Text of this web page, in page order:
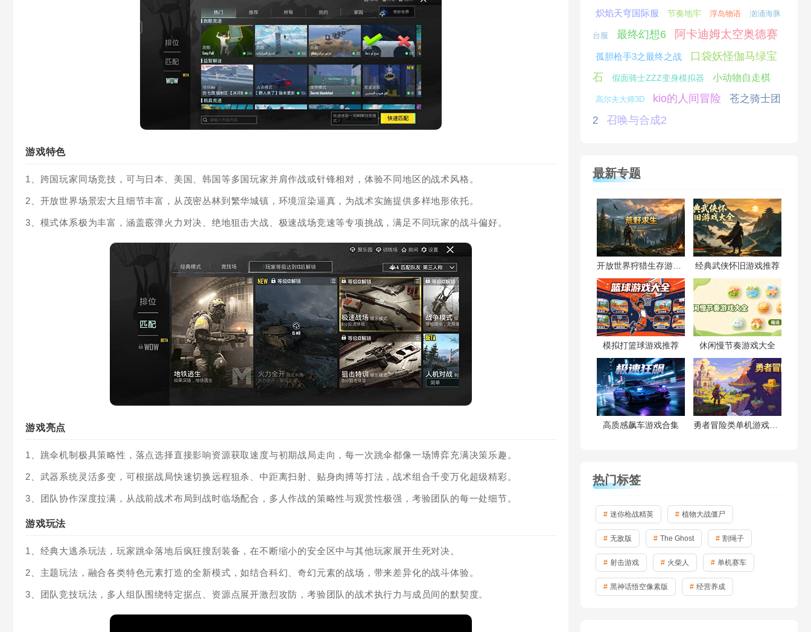
游戏特色
1、跨国玩家同场竞技，可与日本、美国、韩国等多国玩家并肩作战或针锋相对，体验不同地区的战术风格。
2、开放世界场景宏大且细节丰富，从茂密丛林到繁华城镇，环境渲染逼真，为战术实施提供多样地形依托。
3、模式体系极为丰富，涵盖霰弹火力对决、绝地狙击大战、极速战场竞速等专项挑战，满足不同玩家的战斗偏好。
游戏亮点
1、跳伞机制极具策略性，落点选择直接影响资源获取速度与初期战局走向，每一次跳伞都像一场博弈充满决策乐趣。
2、武器系统灵活多变，可根据战局快速切换远程狙杀、中距离扫射、贴身肉搏等打法，战术组合千变万化超级精彩。
3、团队协作深度拉满，从战前战术布局到战时临场配合，多人作战的策略性与观赏性极强，考验团队的每一处细节。
游戏玩法
1、经典大逃杀玩法，玩家跳伞落地后疯狂搜刮装备，在不断缩小的安全区中与其他玩家展开生死对决。
2、主题玩法，融合各类特色元素打造的全新模式，如结合科幻、奇幻元素的战场，带来差异化的战斗体验。
3、团队竞技玩法，多人组队围绕特定据点、资源点展开激烈攻防，考验团队的战术执行力与成员间的默契度。
炽焰天穹国际服
节奏地牢 浮岛物语 汹涌海豚
台服 最终幻想6 阿卡迪姆太空奥德赛
孤胆枪手3之最终之战
口袋妖怪伽马绿宝
石
假面骑士ZZZ变身模拟器 小动物自走棋
高尔夫大师3D kio的人间冒险
苍之骑士团
2
召唤与合成2
最新专题
经典武侠怀旧游戏推荐
模拟打篮球游戏推荐 休闲慢节奏游戏大全
高质感飙车游戏合集
热门标签
迷你枪战精英 植物大战僵尸
无敌版 The Ghost 割绳子
射击游戏 火柴人 单机赛车
黑神话悟空像素版 经营养成